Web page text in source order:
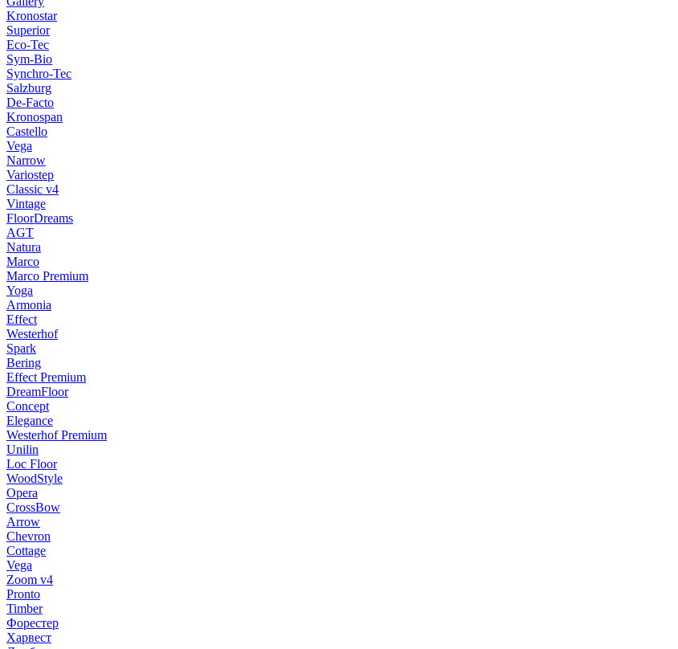
Kronostar
Superior
Eco-Tec
Sym-Bio
Synchro-Tec
Salzburg
De-Facto
Kronospan
Castello
Vega
Narrow
Variostep
Classic v4
Vintage
FloorDreams
AGT
Natura
Marco
Marco Premium
Yoga
Armonia
Effect
Westerhof
Spark
Bering
Effect Premium
DreamFloor
Concept
Elegance
Westerhof Premium
Unilin
Loc Floor
WoodStyle
Opera
CrossBow
Arrow
Chevron
Cottage
Vega
Zoom v4
Pronto
Timber
Форестер
Харвест